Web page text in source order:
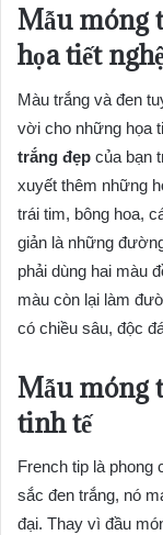
Mẫu móng
họa tiết
Màu trắng và đen
vời cho những họa
trắng đẹp của bạn
xuyết thêm những
trái tim, bông hoa,
giản là những
phải dùng hai màu
màu còn lại làm
có chiều sâu, độc
Mẫu móng
tinh tế
French tip là phong
sắc đen trắng, nó
đại. Thay vì đầu